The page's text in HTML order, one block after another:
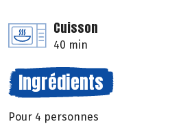
Cuisson
40 min
Ingrédients
Pour 4 personnes